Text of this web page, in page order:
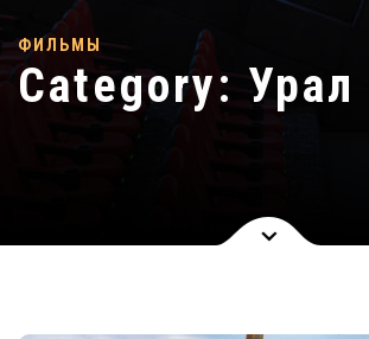
ФИЛЬМЫ
Category: Урал